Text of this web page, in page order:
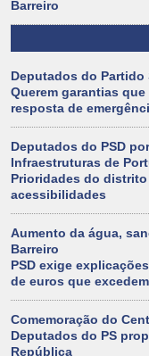
Barreiro
Deputados do
Querem garantias
resposta de
Deputados do PSD
Infraestruturas de
Prioridades do
acessibilidades
Aumento da água,
Barreiro
PSD exige
de euros que
Comemoração do
Deputados do PS
República